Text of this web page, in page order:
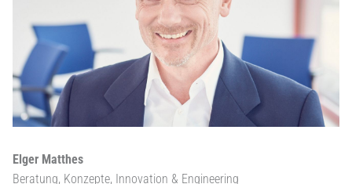
Elger Matthes
Beratung, Konzepte, Innovation & Engineering